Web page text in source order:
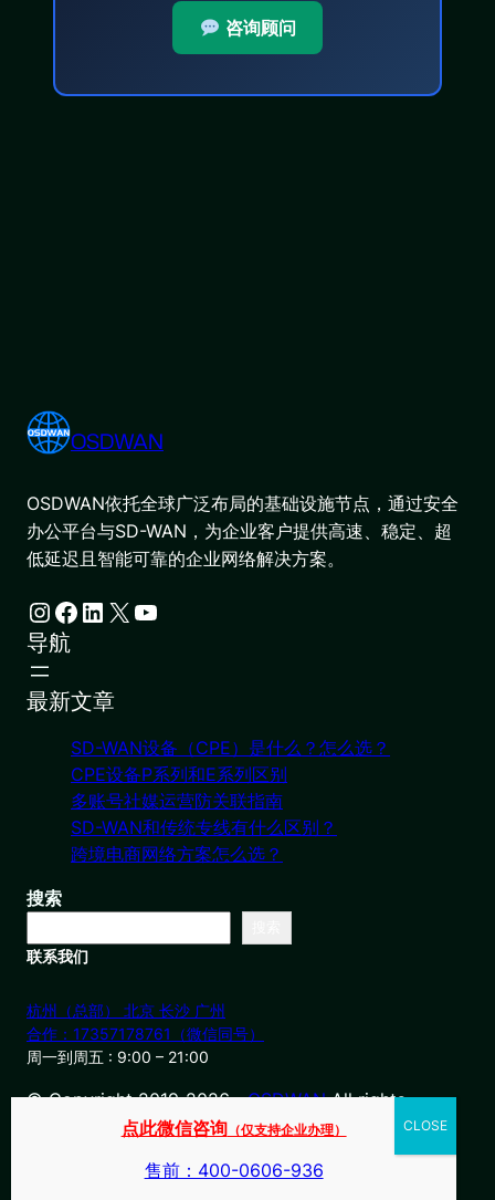
咨询顾问
OSDWAN
OSDWAN依托全球广泛布局的基础设施节点，通过安全
办公平台与SD-WAN，为企业客户提供高速、稳定、超
低延迟且智能可靠的企业网络解决方案。
Instagram Facebook LinkedIn X YouTube
导航
最新文章
SD-WAN设备（CPE）是什么？怎么选？
CPE设备P系列和E系列区别
多账号社媒运营防关联指南
SD-WAN和传统专线有什么区别？
跨境电商网络方案怎么选？
搜索
联系我们
杭州（总部） 北京 长沙 广州
合作：17357178761（微信同号）
周一到周五 : 9:00 – 21:00
© Copyright 2019-2026・OSDWANAll rights
点此微信咨询 （仅支持企业办理）
售前：400-0606-936